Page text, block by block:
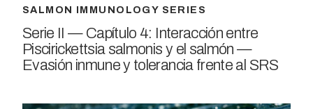
SALMON IMMUNOLOGY SERIES
Serie II — Capítulo 4: Interacción entre
Piscirickettsia salmonis y el salmón —
Evasión inmune y tolerancia frente al SRS